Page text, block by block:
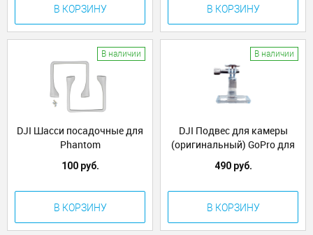
В КОРЗИНУ В КОРЗИНУ
В наличии
DJI Шасси посадочные для
Phantom
100 руб.
В КОРЗИНУ
В наличии
DJI Подвес для камеры
(оригинальный) GoPro для
Phantom (Phantom camera
mount(for GoPro2)) (Part11)
490 руб.
В КОРЗИНУ